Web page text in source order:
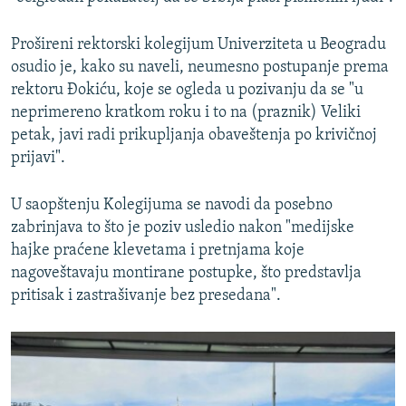
Prošireni rektorski kolegijum Univerziteta u Beogradu
osudio je, kako su naveli, neumesno postupanje prema
rektoru Đokiću, koje se ogleda u pozivanju da se "u
neprimereno kratkom roku i to na (praznik) Veliki
petak, javi radi prikupljanja obaveštenja po krivičnoj
prijavi".
U saopštenju Kolegijuma se navodi da posebno
zabrinjava to što je poziv usledio nakon "medijske
hajke praćene klevetama i pretnjama koje
nagoveštavaju montirane postupke, što predstavlja
pritisak i zastrašivanje bez presedana".